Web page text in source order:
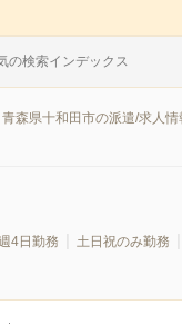
の検索インデックス
森県十和田市の派遣/求人
4日勤務 土日祝のみ勤務